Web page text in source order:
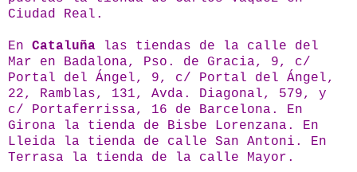
Ciudad Real.
En Cataluña las tiendas de la calle del
Mar en Badalona, Pso. de Gracia, 9, c/
Portal del Ángel, 9, c/ Portal del Ángel,
22, Ramblas, 131, Avda. Diagonal, 579, y
c/ Portaferrissa, 16 de Barcelona. En
Girona la tienda de Bisbe Lorenzana. En
Lleida la tienda de calle San Antoni. En
Terrasa la tienda de la calle Mayor.